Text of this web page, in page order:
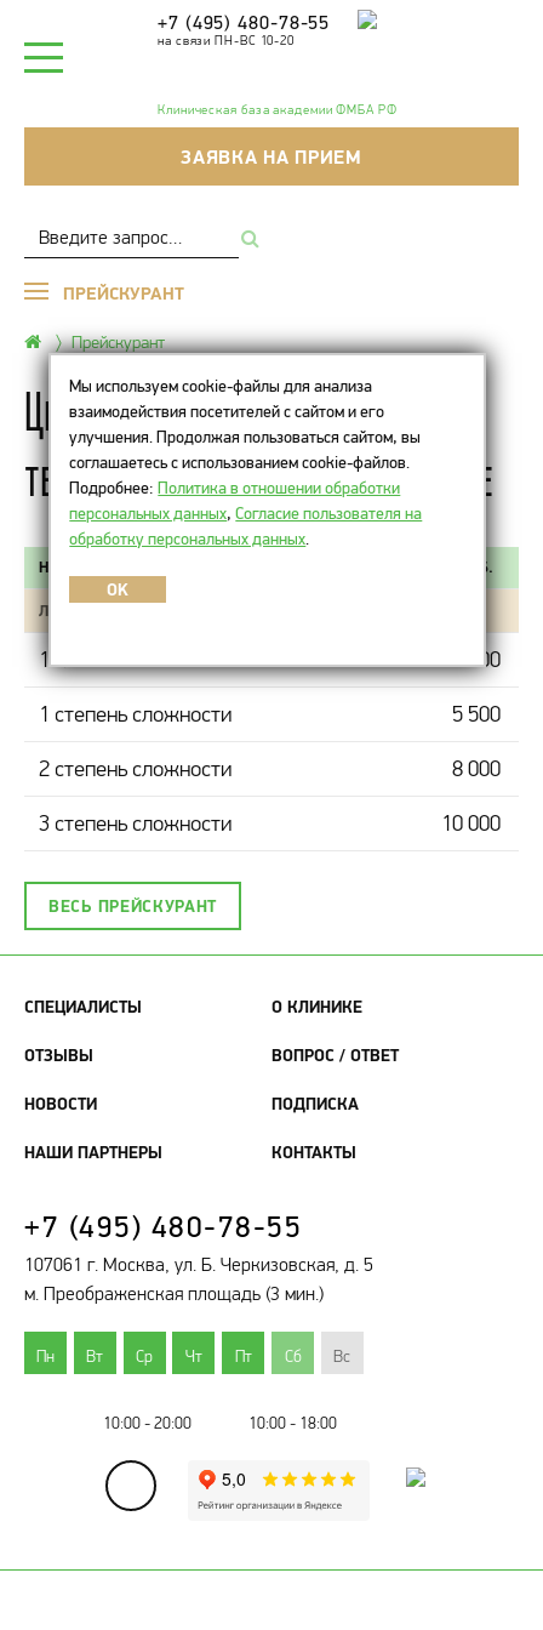
+7 (495) 480-78-55
на связи ПН-ВС 10-20
Клиническая база академии ФМБА РФ
ЗАЯВКА НА ПРИЕМ
ПРЕЙСКУРАНТ
Прейскурант
Цены на лечебно-
терапевтическое обкалывание
НАИМЕНОВАНИЕ УСЛУГИ СТОИМОСТЬ, РУБ.
ЛЕЧЕБНО-ТЕРАПЕВТИЧЕСКОЕ ОБКАЛЫВАНИЕ
1 элемент 800
1 степень сложности 5 500
2 степень сложности 8 000
3 степень сложности 10 000
ВЕСЬ ПРЕЙСКУРАНТ
СПЕЦИАЛИСТЫ О КЛИНИКЕ
ОТЗЫВЫ ВОПРОС / ОТВЕТ
НОВОСТИ ПОДПИСКА
НАШИ ПАРТНЕРЫ КОНТАКТЫ
+7 (495) 480-78-55
107061 г. Москва, ул. Б. Черкизовская, д. 5
м. Преображенская площадь (3 мин.)
Пн Вт Ср Чт Пт Сб Вс
10:00 - 20:00 10:00 - 18:00
Мы используем cookie-файлы для анализа
взаимодействия посетителей с сайтом и его
улучшения. Продолжая пользоваться сайтом, вы
соглашаетесь с использованием cookie-файлов.
Подробнее:Политика в отношении обработки
персональных данных,Согласие пользователя на
обработку персональных данных
OK